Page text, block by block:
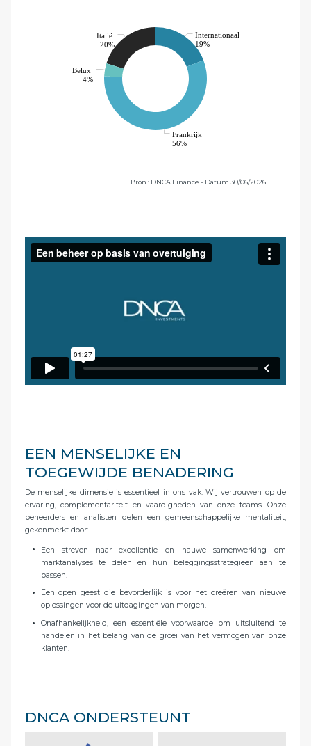
Internationaal
19%
Frankrijk
56%
Belux
4%
Italië
20%
Bron : DNCA Finance - Datum 30/06/2026
EEN MENSELIJKE EN
TOEGEWIJDE BENADERING
De menselijke dimensie is essentieel in ons vak. Wij vertrouwen op de
ervaring, complementariteit en vaardigheden van onze teams. Onze
beheerders en analisten delen een gemeenschappelijke mentaliteit,
gekenmerkt door:
Een streven naar excellentie en nauwe samenwerking om
marktanalyses te delen en hun beleggingsstrategieën aan te
passen.
Een open geest die bevorderlijk is voor het creëren van nieuwe
oplossingen voor de uitdagingen van morgen.
Onafhankelijkheid, een essentiële voorwaarde om uitsluitend te
handelen in het belang van de groei van het vermogen van onze
klanten.
DNCA ONDERSTEUNT